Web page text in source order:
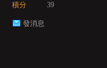
積分 39
發消息